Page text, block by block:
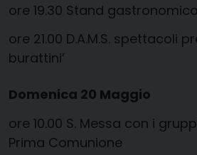
ore 19.30 Stand
ore 21.00 D.A.M.S. spettacoli
burattini’
Domenica 20 Maggio
ore 10.00 S. Messa con i
Prima Comunione